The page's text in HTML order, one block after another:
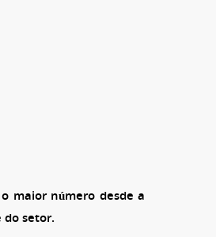
maior número desde a
do setor.